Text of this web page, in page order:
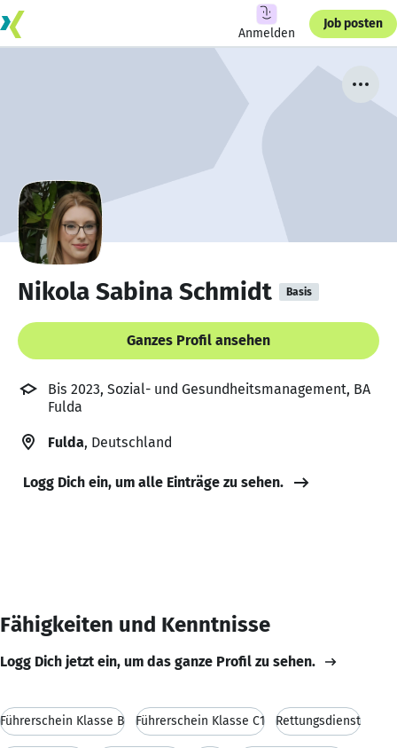
Anmelden
Job posten
Nikola Sabina Schmidt Basis
Ganzes Profil ansehen
Bis 2023, Sozial- und Gesundheitsmanagement, BA
Fulda
Fulda, Deutschland
Logg Dich ein, um alle Einträge zu sehen.
Fähigkeiten und Kenntnisse
Logg Dich jetzt ein, um das ganze Profil zu sehen.
Führerschein Klasse B Führerschein Klasse C1 Rettungsdienst